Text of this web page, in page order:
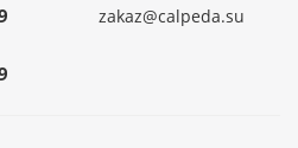
zakaz@calpeda.su